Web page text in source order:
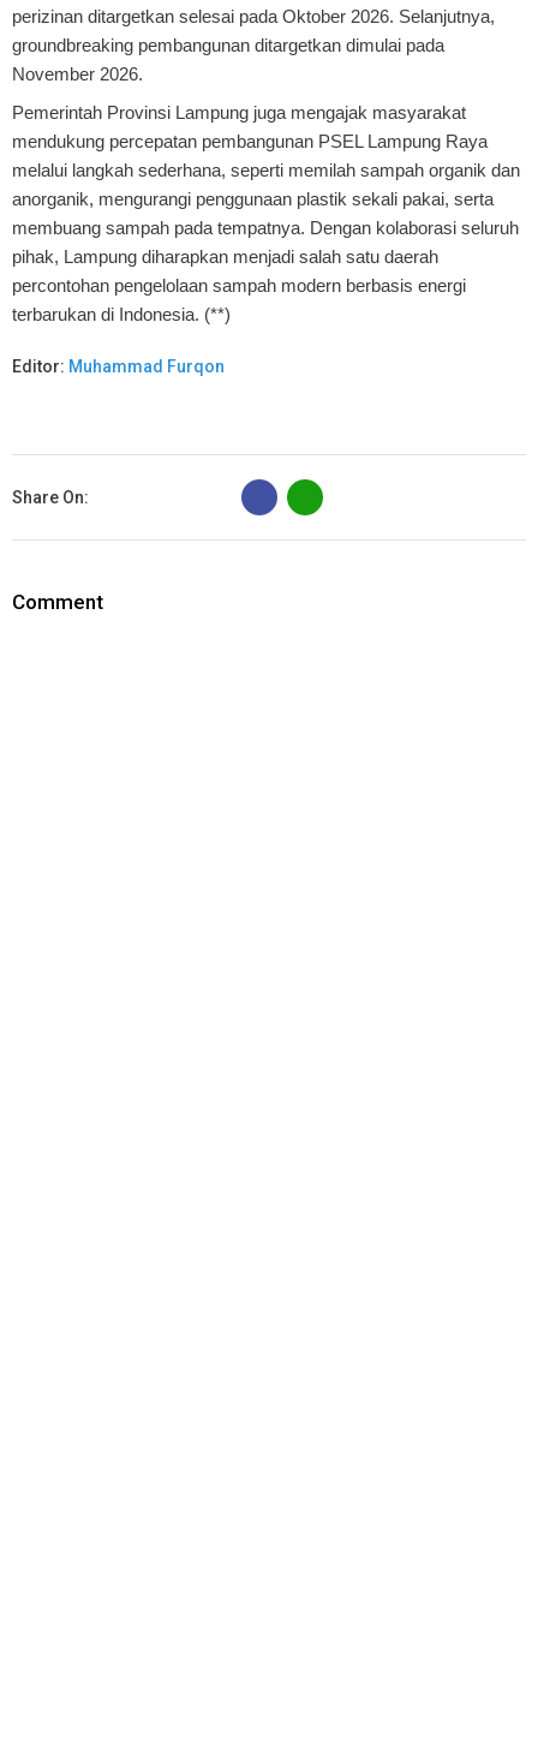
perizinan ditargetkan selesai pada Oktober 2026. Selanjutnya,
groundbreaking pembangunan ditargetkan dimulai pada
November 2026.
Pemerintah Provinsi Lampung juga mengajak masyarakat
mendukung percepatan pembangunan PSEL Lampung Raya
melalui langkah sederhana, seperti memilah sampah organik dan
anorganik, mengurangi penggunaan plastik sekali pakai, serta
membuang sampah pada tempatnya. Dengan kolaborasi seluruh
pihak, Lampung diharapkan menjadi salah satu daerah
percontohan pengelolaan sampah modern berbasis energi
terbarukan di Indonesia. (**)
Editor: Muhammad Furqon
Share On:
B
Comment